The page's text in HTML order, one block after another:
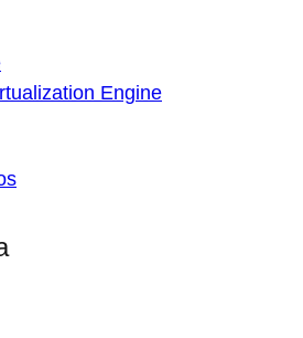
Engine